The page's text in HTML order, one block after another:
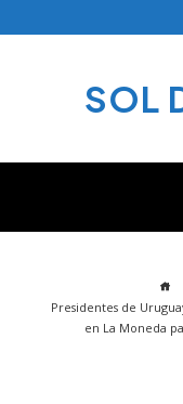
SOL
Presidentes de
en La Moneda